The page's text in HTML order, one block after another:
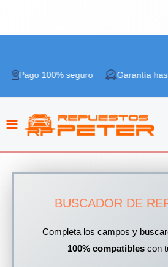
contenido
100% seguro Garantía hasta 8
BUSCADOR DE
Completa los campos y
100% compatiblescon